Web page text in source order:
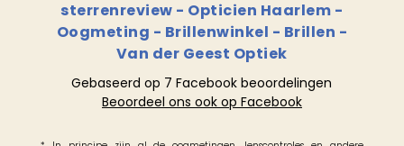
Gebaseerd op 7 Facebook beoordelingen
Beoordeel ons ook op Facebook